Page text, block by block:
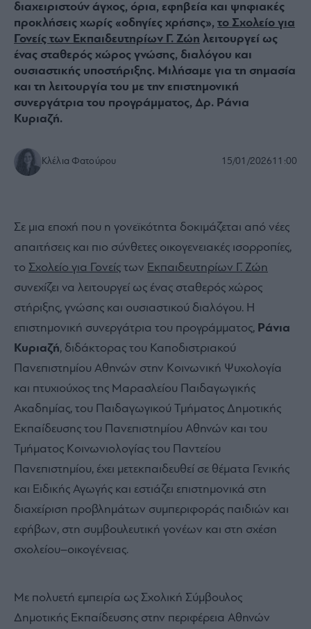
διαχειριστούν άγχος, όρια, εφηβεία και ψηφιακές
προκλήσεις χωρίς «οδηγίες χρήσης», το Σχολείο για
Γονείς των Εκπαιδευτηρίων Γ. Ζώη λειτουργεί ως
ένας σταθερός χώρος γνώσης, διαλόγου και
ουσιαστικής υποστήριξης. Μιλήσαμε για τη σημασία
και τη λειτουργία του με την επιστημονική
συνεργάτρια του προγράμματος, Δρ. Ράνια
Κυριαζή.
Κλέλια Φατούρου 15/01/202611:00
Σε μια εποχή που η γονεϊκότητα δοκιμάζεται από νέες
απαιτήσεις και πιο σύνθετες οικογενειακές ισορροπίες,
το Σχολείο για Γονείς των Εκπαιδευτηρίων Γ. Ζώη
συνεχίζει να λειτουργεί ως ένας σταθερός χώρος
στήριξης, γνώσης και ουσιαστικού διαλόγου. Η
επιστημονική συνεργάτρια του προγράμματος, Ράνια
Κυριαζή, διδάκτορας του Καποδιστριακού
Πανεπιστημίου Αθηνών στην Κοινωνική Ψυχολογία
και πτυχιούχος της Μαρασλείου Παιδαγωγικής
Ακαδημίας, του Παιδαγωγικού Τμήματος Δημοτικής
Εκπαίδευσης του Πανεπιστημίου Αθηνών και του
Τμήματος Κοινωνιολογίας του Παντείου
Πανεπιστημίου, έχει μετεκπαιδευθεί σε θέματα Γενικής
και Ειδικής Αγωγής και εστιάζει επιστημονικά στη
διαχείριση προβλημάτων συμπεριφοράς παιδιών και
εφήβων, στη συμβουλευτική γονέων και στη σχέση
σχολείου–οικογένειας.
Με πολυετή εμπειρία ως Σχολική Σύμβουλος
Δημοτικής Εκπαίδευσης στην περιφέρεια Αθηνών